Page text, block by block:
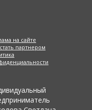
на сайте
партнером